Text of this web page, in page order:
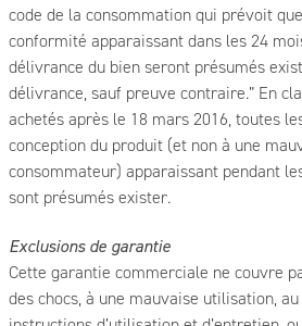
code de la consommation qui prévoit
conformité apparaissant dans les 24
délivrance du bien seront présumés
délivrance, sauf preuve contraire.” En
achetés après le 18 mars 2016, toutes
conception du produit (et non à une
consommateur) apparaissant pendant
sont présumés exister.
Exclusions de garantie
Cette garantie commerciale ne couvre
des chocs, à une mauvaise utilisation,